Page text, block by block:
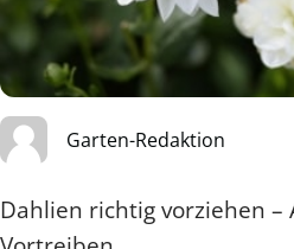
Garten-Redaktion
Dahlien richtig vorziehen –